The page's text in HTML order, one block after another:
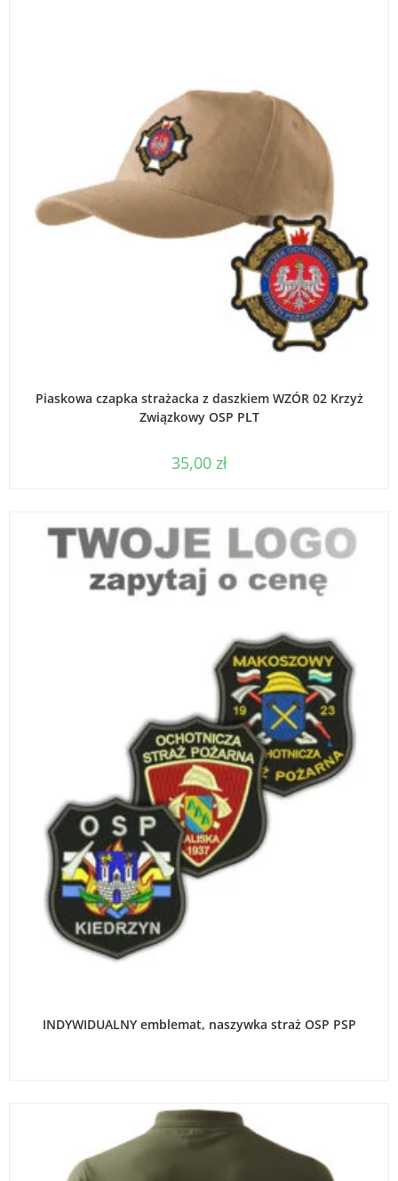
Piaskowa czapka strażacka z daszkiem WZÓR 02 Krzyż
Związkowy OSP PLT
35,00 zł
INDYWIDUALNY emblemat, naszywka straż OSP PSP